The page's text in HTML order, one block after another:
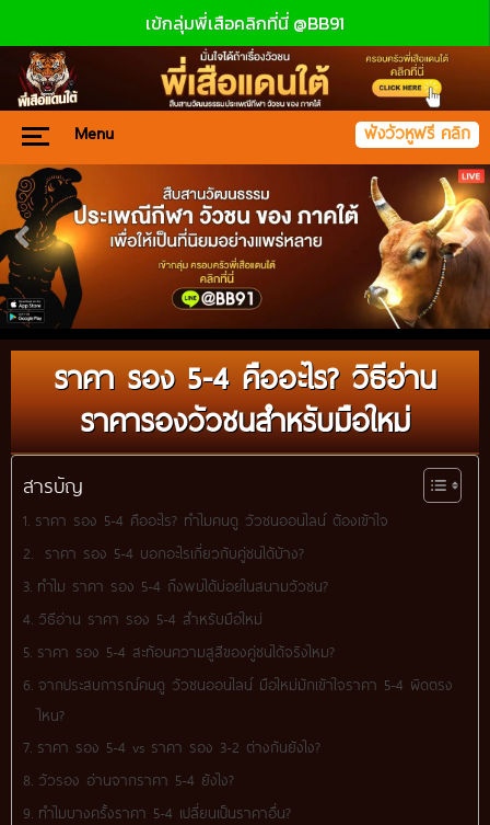
เข้กลุ่มพี่เสือคลิกที่นี่ @BB91
Menu ฟังวัวหูฟรี คลิก
ราคา รอง 5-4 คืออะไร? วิธีอ่าน
ราคารองวัวชนสำหรับมือใหม่
สารบัญ
ราคา รอง 5-4 คืออะไร? ทำไมคนดู วัวชนออนไลน์ ต้องเข้าใจ
ราคา รอง 5-4 บอกอะไรเกี่ยวกับคู่ชนได้บ้าง?
ทำไม ราคา รอง 5-4 ถึงพบได้บ่อยในสนามวัวชน?
วิธีอ่าน ราคา รอง 5-4 สำหรับมือใหม่
ราคา รอง 5-4 สะท้อนความสูสีของคู่ชนได้จริงไหม?
จากประสบการณ์คนดู วัวชนออนไลน์ มือใหม่มักเข้าใจราคา 5-4 ผิดตรง
ไหน?
ราคา รอง 5-4 vs ราคา รอง 3-2 ต่างกันยังไง?
วัวรอง อ่านจากราคา 5-4 ยังไง?
ทำไมบางครั้งราคา 5-4 เปลี่ยนเป็นราคาอื่น?